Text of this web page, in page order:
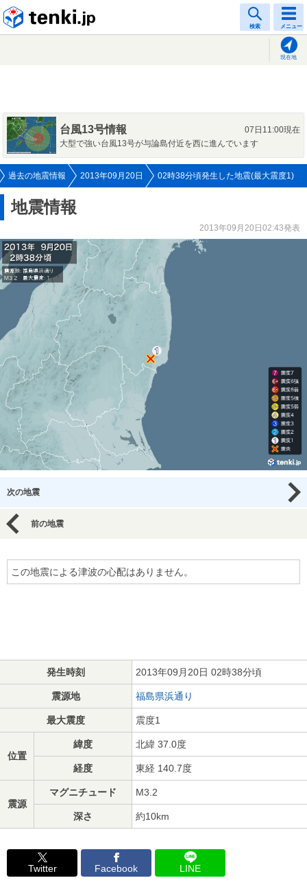
検索 メニュー
現在地
台風13号情報
07日11:00現在
大型で強い台風13号が与論島付近を西に進んでいます
過去の地震情報 2013年09月20日 02時38分頃発生した地震(最大震度1)
地震情報
2013年09月20日02:43発表
次の地震
前の地震
この地震による津波の心配はありません。
発生時刻 2013年09月20日 02時38分頃
震源地 福島県浜通り
最大震度 震度1
位置
緯度 北緯 37.0度
経度 東経 140.7度
震源
マグニチュード M3.2
深さ 約10km
Twitter Facebook LINE